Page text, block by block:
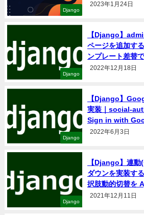
Django
2023年1月24日
Django
【Django】
ページを追加す
ンプレート差替
2022年12月18日
Django
【Django】
実装｜social-
Sign in with
2022年6月3日
Django
【Django】連動
ダウンを実装す
択肢動的切替を
2021年12月11日